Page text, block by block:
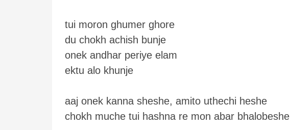
tui moron ghumer ghore
du chokh achish bunje
onek andhar periye elam
ektu alo khunje
aaj onek kanna sheshe, amito uthechi heshe
chokh muche tui hashna re mon abar bhalobeshe